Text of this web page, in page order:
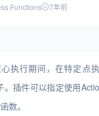
Functions 7年前
心执行期间，在特定点
。插件可以指定使用
数。